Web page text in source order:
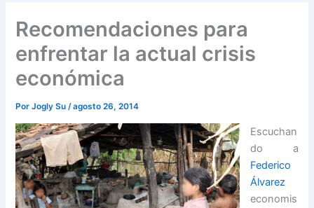
Recomendaciones para
enfrentar la actual crisis
económica
PorJogly Su/agosto 26, 2014
Escuchan
do a
Federico
Álvarez
economis